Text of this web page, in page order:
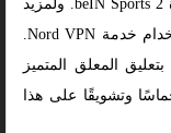
يمكنك مشاهدة مباراة بنفيكا وبرشلونة عبر قناة beIN Sports 2. ولمزيد
من الخصوصية والأمان أثناء البث، يمكنكم استخدام خدمة Nord VPN.
المعلق المتميز
وتشويقًا على هذا